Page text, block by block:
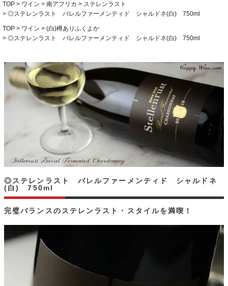
TOP ワイン 南アフリカ
ステレンラスト
◎ステレンラスト バレルファーメンティド シャルドネ(白) 750ml
TOP ワイン
(白)樽ありふくよか
◎ステレンラスト バレルファーメンティド シャルドネ(白) 750ml
完璧バランスのステレンラスト・スタイルを満喫！
◎ステレンラスト バレルファーメンティド シャルドネ
(白) 750ml